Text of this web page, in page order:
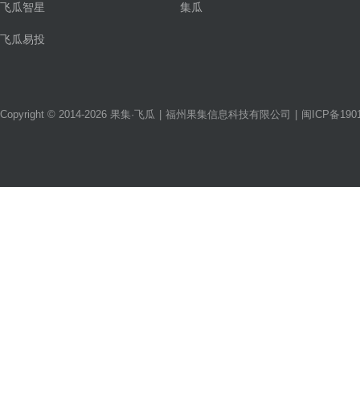
飞瓜智星
飞瓜易投
集瓜
Copyright © 2014-2026 果集·飞瓜 福州果集信息科技有限公司 闽ICP备